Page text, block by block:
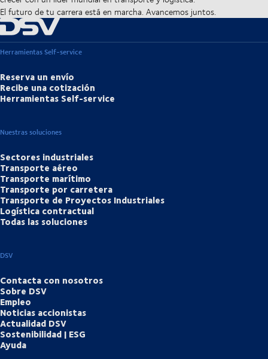
El futuro de tu carrera está en marcha. Avancemos juntos.
Herramientas Self-service
Reserva un envío
Recibe una cotización
Herramientas Self-service
Nuestras soluciones
Sectores industriales
Transporte aéreo
Transporte marítimo
Transporte por carretera
Transporte de Proyectos Industriales
Logística contractual
Todas las soluciones
DSV
Contacta con nosotros
Sobre DSV
Empleo
Noticias accionistas
Actualidad DSV
Sostenibilidad | ESG
Ayuda